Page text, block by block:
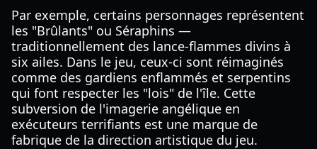
Par exemple, certains personnages représentent
les "Brûlants" ou Séraphins —
traditionnellement des lance-flammes divins à
six ailes. Dans le jeu, ceux-ci sont réimaginés
comme des gardiens enflammés et serpentins
qui font respecter les "lois" de l'île. Cette
subversion de l'imagerie angélique en
exécuteurs terrifiants est une marque de
fabrique de la direction artistique du jeu.